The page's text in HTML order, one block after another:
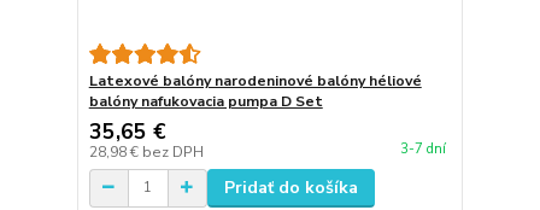
Latexové balóny narodeninové balóny héliové
balóny nafukovacia pumpa D Set
35,65 €
28,98 € bez DPH 3-7 dní
Pridať do košíka